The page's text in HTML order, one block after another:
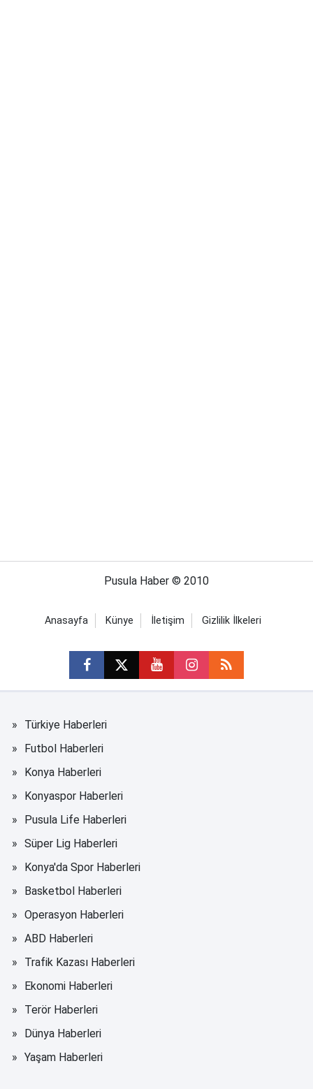
Pusula Haber © 2010
Anasayfa Künye İletişim Gizlilik İlkeleri
Türkiye Haberleri
Futbol Haberleri
Konya Haberleri
Konyaspor Haberleri
Pusula Life Haberleri
Süper Lig Haberleri
Konya'da Spor Haberleri
Basketbol Haberleri
Operasyon Haberleri
ABD Haberleri
Trafik Kazası Haberleri
Ekonomi Haberleri
Terör Haberleri
Dünya Haberleri
Yaşam Haberleri